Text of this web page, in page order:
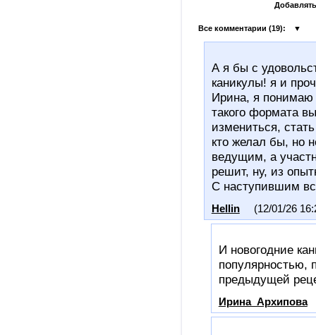
Все комментарии (19): ▼
А я бы с
каникулы! я и
Ирина, я понимаю
такого формата
измениться,
кто желал бы, но
ведущим, а
решит, ну, из
С наступившим
Hellin (12/01/26
И новогодние
популярностью,
предыдущей
Ирина_Архипова